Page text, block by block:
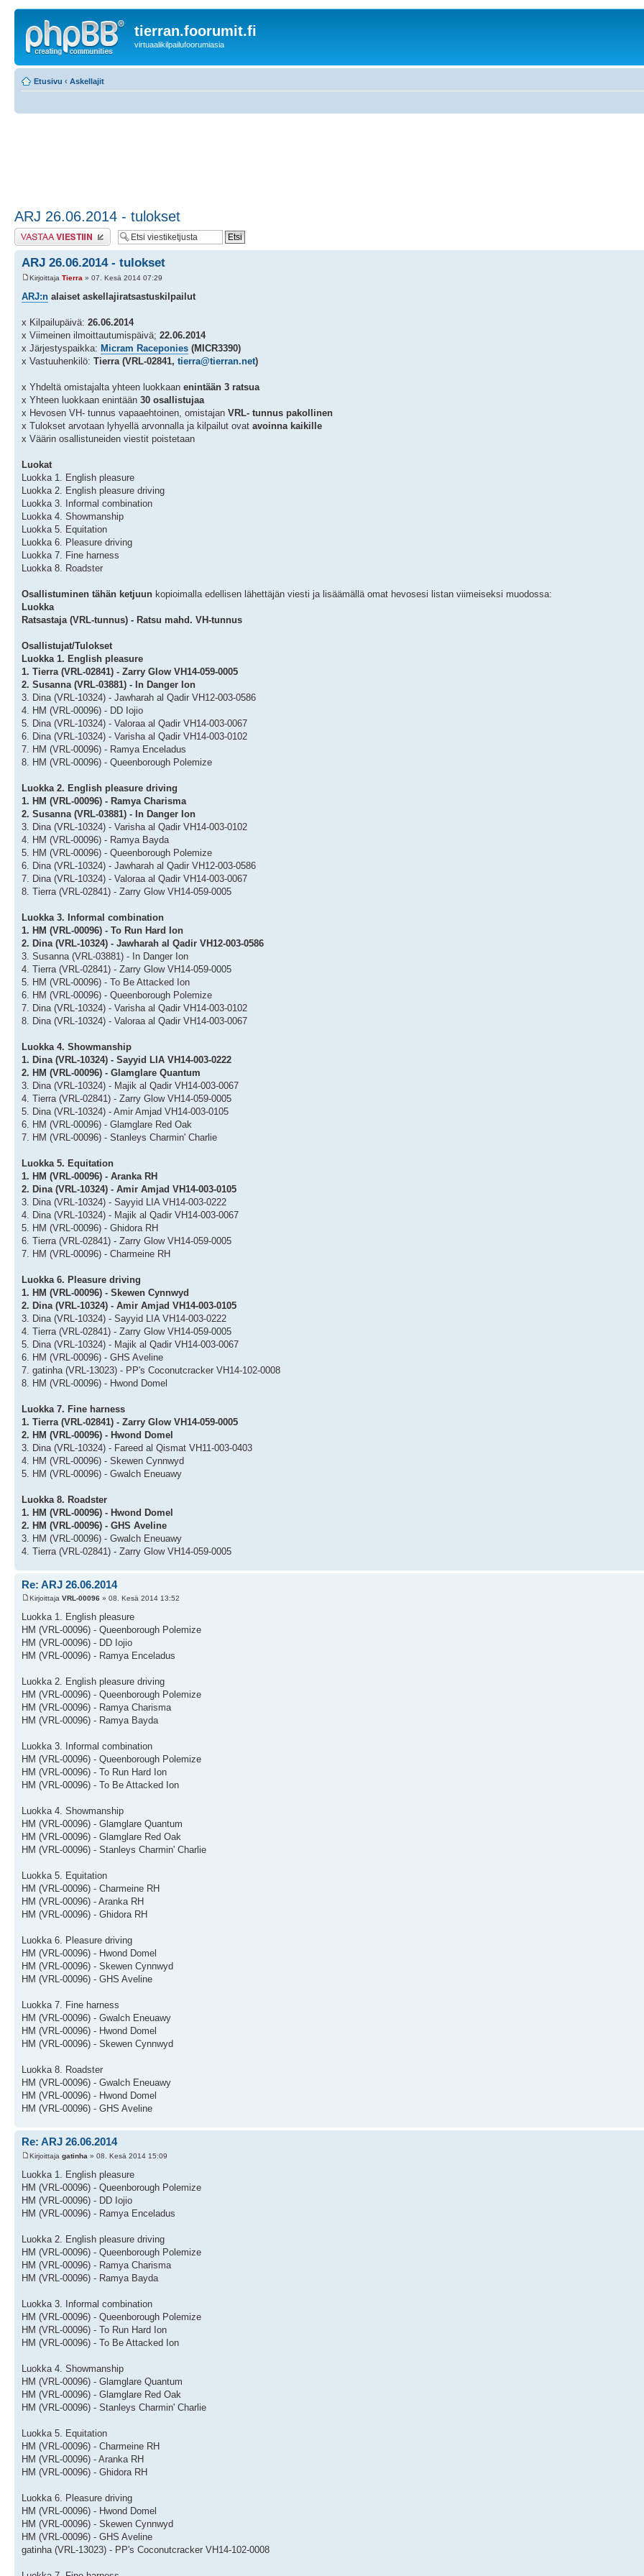
tierran.foorumit.fi
virtuaalikilpailufoorumiasia
Etusivu ‹ Askellajit
ARJ 26.06.2014 - tulokset
Lähetä vastaus
ARJ 26.06.2014 - tulokset
Kirjoittaja Tierra » 07. Kesä 2014 07:29
ARJ:n alaiset askellajiratsastuskilpailut
x Kilpailupäivä: 26.06.2014
x Viimeinen ilmoittautumispäivä; 22.06.2014
x Järjestyspaikka: Micram Raceponies (MICR3390)
x Vastuuhenkilö: Tierra (VRL-02841, tierra@tierran.net)
x Yhdeltä omistajalta yhteen luokkaan enintään 3 ratsua
x Yhteen luokkaan enintään 30 osallistujaa
x Hevosen VH- tunnus vapaaehtoinen, omistajan VRL- tunnus pakollinen
x Tulokset arvotaan lyhyellä arvonnalla ja kilpailut ovat avoinna kaikille
x Väärin osallistuneiden viestit poistetaan
Luokat
Luokka 1. English pleasure
Luokka 2. English pleasure driving
Luokka 3. Informal combination
Luokka 4. Showmanship
Luokka 5. Equitation
Luokka 6. Pleasure driving
Luokka 7. Fine harness
Luokka 8. Roadster
Osallistuminen tähän ketjuun kopioimalla edellisen lähettäjän viesti ja lisäämällä omat hevosesi listan viimeiseksi muodossa:
Luokka
Ratsastaja (VRL-tunnus) - Ratsu mahd. VH-tunnus
Osallistujat/Tulokset
Luokka 1. English pleasure
1. Tierra (VRL-02841) - Zarry Glow VH14-059-0005
2. Susanna (VRL-03881) - In Danger Ion
3. Dina (VRL-10324) - Jawharah al Qadir VH12-003-0586
4. HM (VRL-00096) - DD Iojio
5. Dina (VRL-10324) - Valoraa al Qadir VH14-003-0067
6. Dina (VRL-10324) - Varisha al Qadir VH14-003-0102
7. HM (VRL-00096) - Ramya Enceladus
8. HM (VRL-00096) - Queenborough Polemize
Luokka 2. English pleasure driving
1. HM (VRL-00096) - Ramya Charisma
2. Susanna (VRL-03881) - In Danger Ion
3. Dina (VRL-10324) - Varisha al Qadir VH14-003-0102
4. HM (VRL-00096) - Ramya Bayda
5. HM (VRL-00096) - Queenborough Polemize
6. Dina (VRL-10324) - Jawharah al Qadir VH12-003-0586
7. Dina (VRL-10324) - Valoraa al Qadir VH14-003-0067
8. Tierra (VRL-02841) - Zarry Glow VH14-059-0005
Luokka 3. Informal combination
1. HM (VRL-00096) - To Run Hard Ion
2. Dina (VRL-10324) - Jawharah al Qadir VH12-003-0586
3. Susanna (VRL-03881) - In Danger Ion
4. Tierra (VRL-02841) - Zarry Glow VH14-059-0005
5. HM (VRL-00096) - To Be Attacked Ion
6. HM (VRL-00096) - Queenborough Polemize
7. Dina (VRL-10324) - Varisha al Qadir VH14-003-0102
8. Dina (VRL-10324) - Valoraa al Qadir VH14-003-0067
Luokka 4. Showmanship
1. Dina (VRL-10324) - Sayyid LIA VH14-003-0222
2. HM (VRL-00096) - Glamglare Quantum
3. Dina (VRL-10324) - Majik al Qadir VH14-003-0067
4. Tierra (VRL-02841) - Zarry Glow VH14-059-0005
5. Dina (VRL-10324) - Amir Amjad VH14-003-0105
6. HM (VRL-00096) - Glamglare Red Oak
7. HM (VRL-00096) - Stanleys Charmin' Charlie
Luokka 5. Equitation
1. HM (VRL-00096) - Aranka RH
2. Dina (VRL-10324) - Amir Amjad VH14-003-0105
3. Dina (VRL-10324) - Sayyid LIA VH14-003-0222
4. Dina (VRL-10324) - Majik al Qadir VH14-003-0067
5. HM (VRL-00096) - Ghidora RH
6. Tierra (VRL-02841) - Zarry Glow VH14-059-0005
7. HM (VRL-00096) - Charmeine RH
Luokka 6. Pleasure driving
1. HM (VRL-00096) - Skewen Cynnwyd
2. Dina (VRL-10324) - Amir Amjad VH14-003-0105
3. Dina (VRL-10324) - Sayyid LIA VH14-003-0222
4. Tierra (VRL-02841) - Zarry Glow VH14-059-0005
5. Dina (VRL-10324) - Majik al Qadir VH14-003-0067
6. HM (VRL-00096) - GHS Aveline
7. gatinha (VRL-13023) - PP's Coconutcracker VH14-102-0008
8. HM (VRL-00096) - Hwond Domel
Luokka 7. Fine harness
1. Tierra (VRL-02841) - Zarry Glow VH14-059-0005
2. HM (VRL-00096) - Hwond Domel
3. Dina (VRL-10324) - Fareed al Qismat VH11-003-0403
4. HM (VRL-00096) - Skewen Cynnwyd
5. HM (VRL-00096) - Gwalch Eneuawy
Luokka 8. Roadster
1. HM (VRL-00096) - Hwond Domel
2. HM (VRL-00096) - GHS Aveline
3. HM (VRL-00096) - Gwalch Eneuawy
4. Tierra (VRL-02841) - Zarry Glow VH14-059-0005
Re: ARJ 26.06.2014
Kirjoittaja VRL-00096 » 08. Kesä 2014 13:52
Luokka 1. English pleasure
HM (VRL-00096) - Queenborough Polemize
HM (VRL-00096) - DD Iojio
HM (VRL-00096) - Ramya Enceladus
Luokka 2. English pleasure driving
HM (VRL-00096) - Queenborough Polemize
HM (VRL-00096) - Ramya Charisma
HM (VRL-00096) - Ramya Bayda
Luokka 3. Informal combination
HM (VRL-00096) - Queenborough Polemize
HM (VRL-00096) - To Run Hard Ion
HM (VRL-00096) - To Be Attacked Ion
Luokka 4. Showmanship
HM (VRL-00096) - Glamglare Quantum
HM (VRL-00096) - Glamglare Red Oak
HM (VRL-00096) - Stanleys Charmin' Charlie
Luokka 5. Equitation
HM (VRL-00096) - Charmeine RH
HM (VRL-00096) - Aranka RH
HM (VRL-00096) - Ghidora RH
Luokka 6. Pleasure driving
HM (VRL-00096) - Hwond Domel
HM (VRL-00096) - Skewen Cynnwyd
HM (VRL-00096) - GHS Aveline
Luokka 7. Fine harness
HM (VRL-00096) - Gwalch Eneuawy
HM (VRL-00096) - Hwond Domel
HM (VRL-00096) - Skewen Cynnwyd
Luokka 8. Roadster
HM (VRL-00096) - Gwalch Eneuawy
HM (VRL-00096) - Hwond Domel
HM (VRL-00096) - GHS Aveline
Re: ARJ 26.06.2014
Kirjoittaja gatinha » 08. Kesä 2014 15:09
Luokka 1. English pleasure
HM (VRL-00096) - Queenborough Polemize
HM (VRL-00096) - DD Iojio
HM (VRL-00096) - Ramya Enceladus
Luokka 2. English pleasure driving
HM (VRL-00096) - Queenborough Polemize
HM (VRL-00096) - Ramya Charisma
HM (VRL-00096) - Ramya Bayda
Luokka 3. Informal combination
HM (VRL-00096) - Queenborough Polemize
HM (VRL-00096) - To Run Hard Ion
HM (VRL-00096) - To Be Attacked Ion
Luokka 4. Showmanship
HM (VRL-00096) - Glamglare Quantum
HM (VRL-00096) - Glamglare Red Oak
HM (VRL-00096) - Stanleys Charmin' Charlie
Luokka 5. Equitation
HM (VRL-00096) - Charmeine RH
HM (VRL-00096) - Aranka RH
HM (VRL-00096) - Ghidora RH
Luokka 6. Pleasure driving
HM (VRL-00096) - Hwond Domel
HM (VRL-00096) - Skewen Cynnwyd
HM (VRL-00096) - GHS Aveline
gatinha (VRL-13023) - PP's Coconutcracker VH14-102-0008